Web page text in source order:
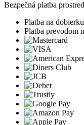
Bezpečná platba
Platba na dobierku
Platba prevodom